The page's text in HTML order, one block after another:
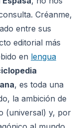
Créanme,
entre sus
editorial más
en lengua
, es toda una
la ambición de
(universal) y, por